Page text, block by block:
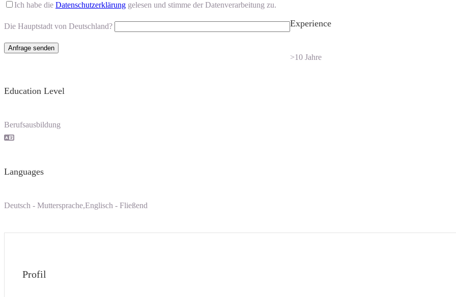
Ich habe die Datenschutzerklärung gelesen und stimme der Datenverarbeitung zu.
Die Hauptstadt von Deutschland? Experience
>10 Jahre
Education Level
Berufsausbildung
Languages
Deutsch - Muttersprache,Englisch - Fließend
Profil